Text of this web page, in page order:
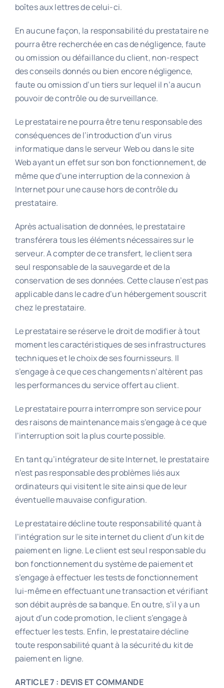
boîtes aux lettres de celui-ci.
En aucune façon, la responsabilité du prestataire ne
pourra être recherchée en cas de négligence, faute
ou omission ou défaillance du client, non-respect
des conseils donnés ou bien encore négligence,
faute ou omission d’un tiers sur lequel il n’a aucun
pouvoir de contrôle ou de surveillance.
Le prestataire ne pourra être tenu responsable des
conséquences de l’introduction d’un virus
informatique dans le serveur Web ou dans le site
Web ayant un effet sur son bon fonctionnement, de
même que d’une interruption de la connexion à
Internet pour une cause hors de contrôle du
prestataire.
Après actualisation de données, le prestataire
transférera tous les éléments nécessaires sur le
serveur. A compter de ce transfert, le client sera
seul responsable de la sauvegarde et de la
conservation de ses données. Cette clause n’est pas
applicable dans le cadre d’un hébergement souscrit
chez le prestataire.
Le prestataire se réserve le droit de modifier à tout
moment les caractéristiques de ses infrastructures
techniques et le choix de ses fournisseurs. Il
s’engage à ce que ces changements n’altèrent pas
les performances du service offert au client.
Le prestataire pourra interrompre son service pour
des raisons de maintenance mais s’engage à ce que
l’interruption soit la plus courte possible.
En tant qu’intégrateur de site Internet, le prestataire
n’est pas responsable des problèmes liés aux
ordinateurs qui visitent le site ainsi que de leur
éventuelle mauvaise configuration.
Le prestataire décline toute responsabilité quant à
l’intégration sur le site internet du client d’un kit de
paiement en ligne. Le client est seul responsable du
bon fonctionnement du système de paiement et
s’engage à effectuer les tests de fonctionnement
lui-même en effectuant une transaction et vérifiant
son débit auprès de sa banque. En outre, s’il y a un
ajout d’un code promotion, le client s’engage à
effectuer les tests. Enfin, le prestataire décline
toute responsabilité quant à la sécurité du kit de
paiement en ligne.
ARTICLE 7 : DEVIS ET COMMANDE